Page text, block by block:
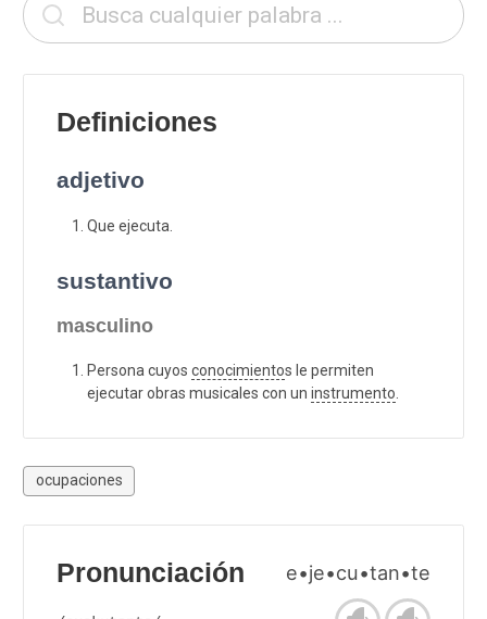
Definiciones
adjetivo
Que ejecuta.
sustantivo
masculino
Persona cuyos conocimientos le permiten
ejecutar obras musicales con un instrumento
ocupaciones
Pronunciación e•je•cu•tan•te